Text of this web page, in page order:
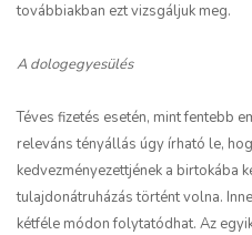
továbbiakban ezt vizsgáljuk meg.
A dologegyesülés
Téves fizetés esetén, mint fentebb
releváns tényállás úgy írható le,
kedvezményezettjének a birtokába
tulajdonátruházás történt volna.
kétféle módon folytatódhat. Az